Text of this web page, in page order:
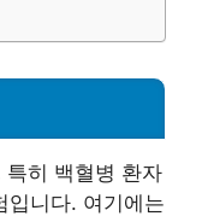
히 백혈병 환자
입니다. 여기에는